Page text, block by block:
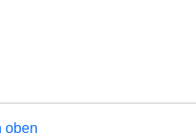
oben